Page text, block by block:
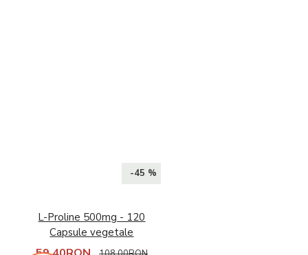
-45 %
L-Proline 500mg - 120
Capsule vegetale